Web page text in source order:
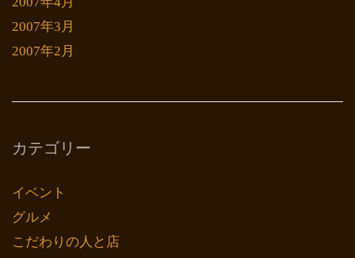
2007年3月
2007年2月
カテゴリー
イベント
グルメ
こだわりの人と店